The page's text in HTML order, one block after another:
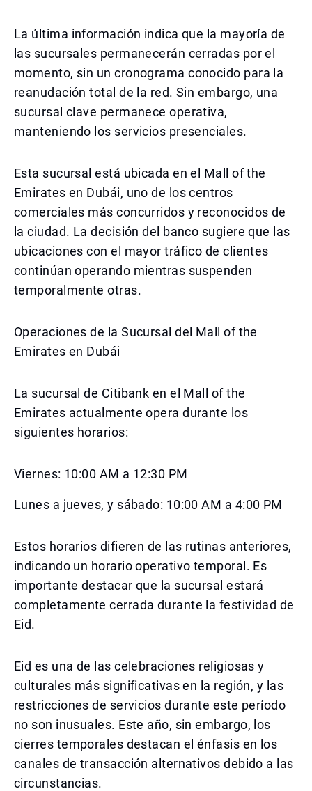
La última información indica que la mayoría de
las sucursales permanecerán cerradas por el
momento, sin un cronograma conocido para la
reanudación total de la red. Sin embargo, una
sucursal clave permanece operativa,
manteniendo los servicios presenciales.
Esta sucursal está ubicada en el Mall of the
Emirates en Dubái, uno de los centros
comerciales más concurridos y reconocidos de
la ciudad. La decisión del banco sugiere que las
ubicaciones con el mayor tráfico de clientes
continúan operando mientras suspenden
temporalmente otras.
Operaciones de la Sucursal del Mall of the
Emirates en Dubái
La sucursal de Citibank en el Mall of the
Emirates actualmente opera durante los
siguientes horarios:
Viernes: 10:00 AM a 12:30 PM
Lunes a jueves, y sábado: 10:00 AM a 4:00 PM
Estos horarios difieren de las rutinas anteriores,
indicando un horario operativo temporal. Es
importante destacar que la sucursal estará
completamente cerrada durante la festividad de
Eid.
Eid es una de las celebraciones religiosas y
culturales más significativas en la región, y las
restricciones de servicios durante este período
no son inusuales. Este año, sin embargo, los
cierres temporales destacan el énfasis en los
canales de transacción alternativos debido a las
circunstancias.